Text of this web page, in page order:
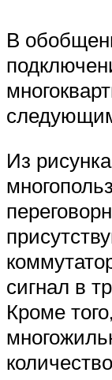
В
Из
сигнал в
Кроме